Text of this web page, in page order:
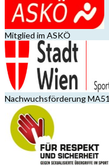
Mitglied im ASKÖ
Nachwuchsförderung MA51